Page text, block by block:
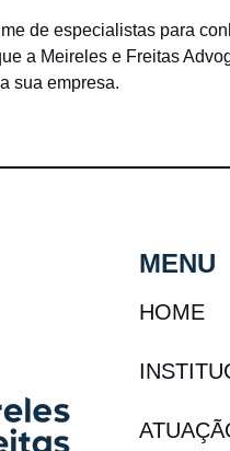
de especialistas para
a Meireles e Freitas
sua empresa.
MENU
HOME